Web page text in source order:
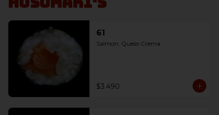
61
Salmon, Queso Crema
$3.490